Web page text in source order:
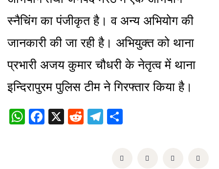
स्नैचिंग का पंजीकृत है। व अन्य अभियोग की
जानकारी की जा रही है। अभियुक्त को थाना
प्रभारी अजय कुमार चौधरी के नेतृत्व में थाना
इन्दिरापुरम पुलिस टीम ने गिरफ्तार किया है।
WhatsApp
Facebook
X RedditTelegram